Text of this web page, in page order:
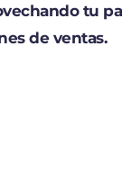
tu
de ventas.